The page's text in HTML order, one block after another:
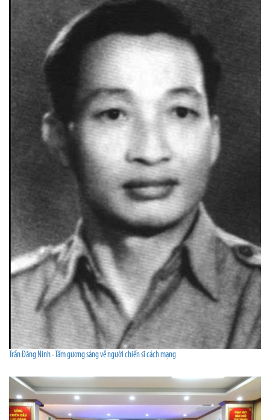
Trần Đăng Ninh - Tấm gương sáng về người chiến sĩ cách mạng